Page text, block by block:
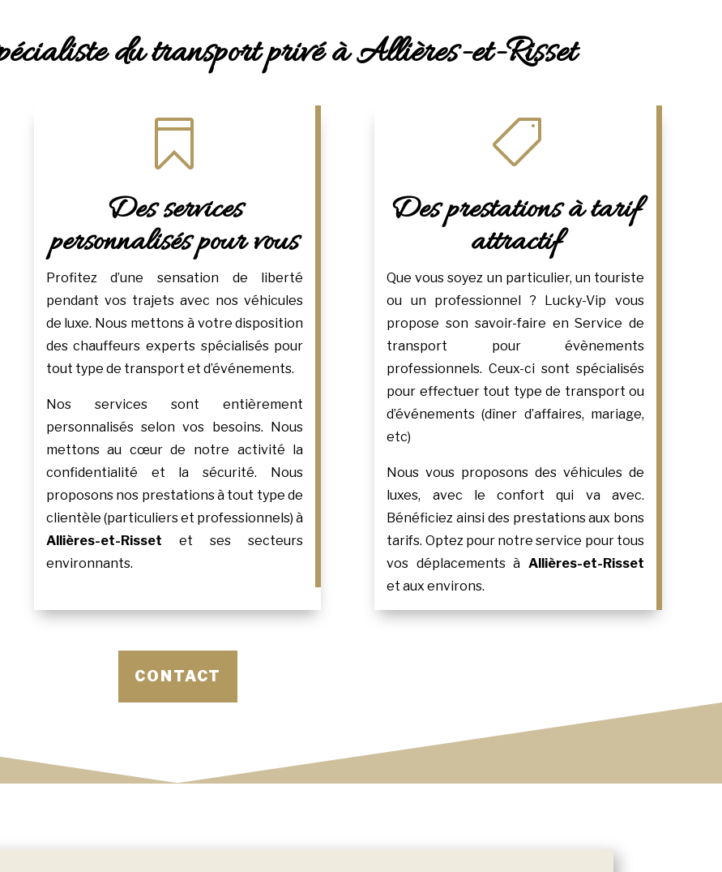
du transport privé à Allières-et-Risset

Des services
personnalisés pour vous
Profitez d’une sensation de liberté
pendant vos trajets avec nos véhicules
de luxe. Nous mettons à votre disposition
des chauffeurs experts spécialisés pour
tout type de transport et d’événements.
Nos services sont entièrement
personnalisés selon vos besoins. Nous
mettons au cœur de notre activité la
confidentialité et la sécurité. Nous
proposons nos prestations à tout type de
clientèle (particuliers et professionnels) à
Allières-et-Risset et ses secteurs
environnants.

Des prestations à tarif
attractif
Que vous soyez un particulier, un touriste
ou un professionnel ? Lucky-Vip vous
propose son savoir-faire en Service de
transport pour évènements
professionnels. Ceux-ci sont spécialisés
pour effectuer tout type de transport ou
d’événements (dîner d’affaires, mariage,
etc)
Nous vous proposons des véhicules de
luxes, avec le confort qui va avec.
Bénéficiez ainsi des prestations aux bons
tarifs. Optez pour notre service pour tous
vos déplacements àAllières-et-Risset
et aux environs.
CONTACT